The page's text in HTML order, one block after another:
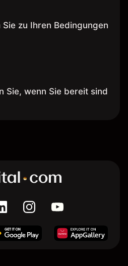
Sie zu Ihren Bedingungen
Sie, wenn Sie bereit sind